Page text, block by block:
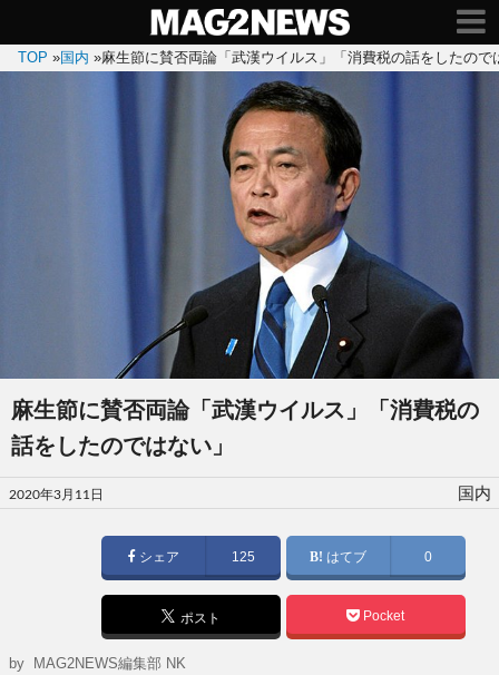
TOP »国内 »麻生節に賛否両論「武漢ウイルス」「消費税の話をしたので
麻生節に賛否両論「武漢ウイルス」「消費税の
話をしたのではない」
投
稿
2020年3月11日 国内
シェア 125 はてブ 0
ポスト Pocket
by MAG2NEWS編集部 NK